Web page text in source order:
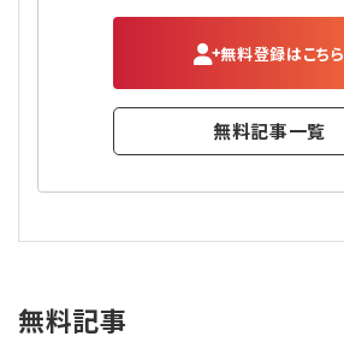
無料登録はこちら
無料記事一覧
無料記事